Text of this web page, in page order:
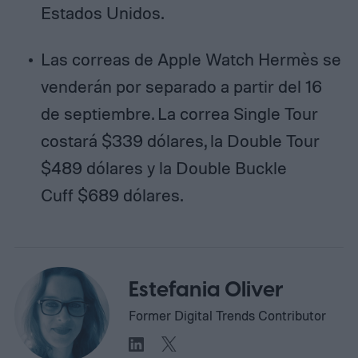
Estados Unidos.
Las correas de Apple Watch Hermès se
venderán por separado a partir del 16
de septiembre. La correa Single Tour
costará $339 dólares, la Double Tour
$489 dólares y la Double Buckle
Cuff $689 dólares.
Estefania Oliver
Former Digital Trends Contributor